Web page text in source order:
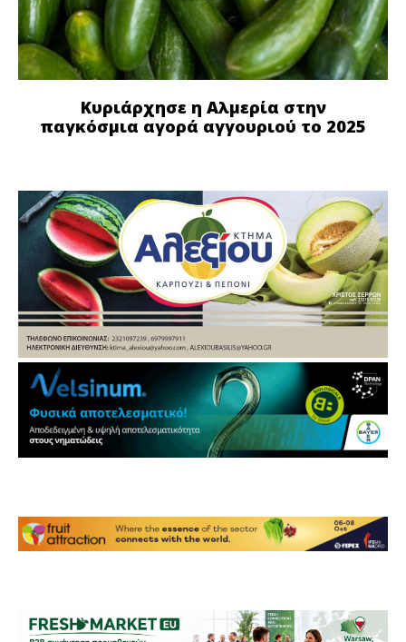
Κυριάρχησε η Αλμερία στην
παγκόσμια αγορά αγγουριού το 2025